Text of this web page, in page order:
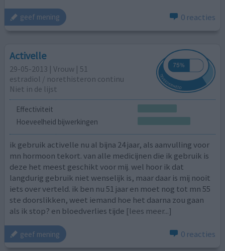
geef mening 0 reacties
Activelle
29-05-2013 | Vrouw | 51
estradiol / norethisteron continu
Niet in de lijst
Effectiviteit
Hoeveelheid bijwerkingen
ik gebruik activelle nu al bijna 24 jaar, als aanvulling voor
mn hormoon tekort. van alle medicijnen die ik gebruik is
deze het meest geschikt voor mij. wel hoor ik dat
langdurig gebruik niet wenselijk is, maar daar is mij nooit
iets over verteld. ik ben nu 51 jaar en moet nog tot mn 55
ste doorslikken, weet iemand hoe het daarna zou gaan
als ik stop? en bloedverlies tijde [lees meer...]
geef mening 0 reacties